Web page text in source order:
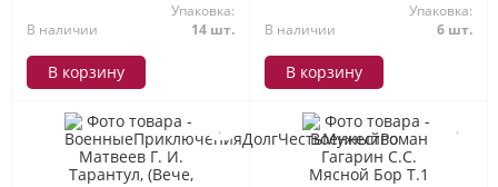
В наличии
Упаковка:
14 шт.
В корзину
В наличии
Упаковка:
6 шт.
В корзину